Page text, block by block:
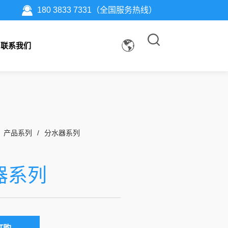
180 3833 7331（全国服务热线）
联系我们
产品系列 / 分水器系列
系列